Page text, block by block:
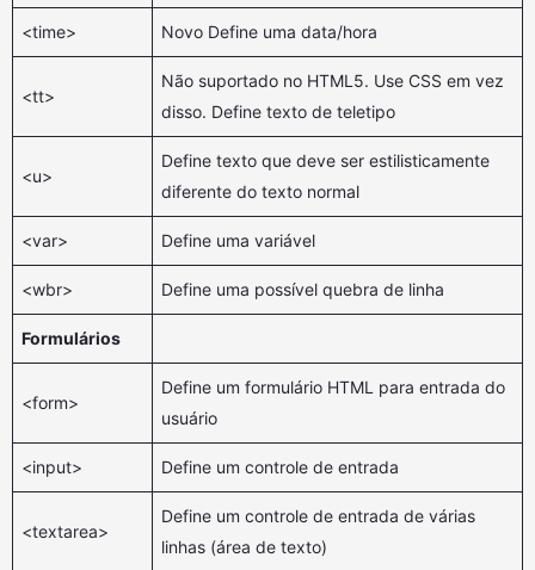
<time> Novo Define uma data/hora
<tt>
Não suportado no HTML5. Use CSS em vez
disso. Define texto de teletipo
<u>
Define texto que deve ser estilisticamente
diferente do texto normal
<var> Define uma variável
<wbr> Define uma possível quebra de linha
Formulários
<form>
Define um formulário HTML para entrada do
usuário
<input> Define um controle de entrada
<textarea>
Define um controle de entrada de várias
linhas (área de texto)